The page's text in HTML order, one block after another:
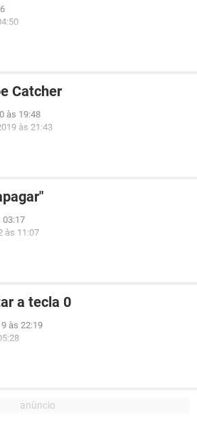
Catcher
às 19:48
às 21:43
03:17
às 11:07
a tecla 0
às 22:19